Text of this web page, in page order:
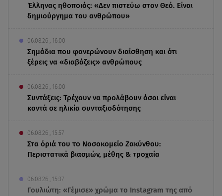
Έλληνας ηθοποιός: «Δεν πιστεύω στον Θεό. Είναι
δημιούργημα του ανθρώπου»
06.08.26 , 16:00
Σημάδια που φανερώνουν διαίσθηση και ότι
ξέρεις να «διαβάζεις» ανθρώπους
06.08.26 , 16:00
Συντάξεις: Τρέχουν να προλάβουν όσοι είναι
κοντά σε ηλικία συνταξιοδότησης
06.08.26 , 15:57
Στα όριά του το Νοσοκομείο Ζακύνθου:
Περιστατικά βιασμών, μέθης & τροχαία
06.08.26 , 15:37
Γουλιώτη: «Γέμισε» χρώμα το Instagram της από